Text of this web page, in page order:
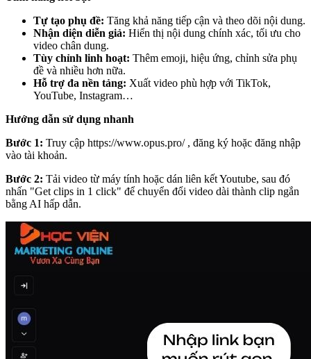
Tự tạo phụ đề: Tăng khả năng tiếp cận và theo dõi nội dung.
Nhận diện diễn giả: Hiển thị nội dung chính xác, tối ưu cho
video chân dung.
Tùy chỉnh linh hoạt: Thêm emoji, hiệu ứng, chỉnh sửa phụ
đề và nhiều hơn nữa.
Hỗ trợ đa nền tảng: Xuất video phù hợp với TikTok,
YouTube, Instagram…
Hướng dẫn sử dụng nhanh
Bước 1: Truy cập https://www.opus.pro/, đăng ký hoặc đăng nhập
vào tài khoản.
Bước 2: Tải video từ máy tính hoặc dán liên kết Youtube, sau đó
nhấn "Get clips in 1 click" để chuyển đổi video dài thành clip ngắn
bằng AI hấp dẫn.